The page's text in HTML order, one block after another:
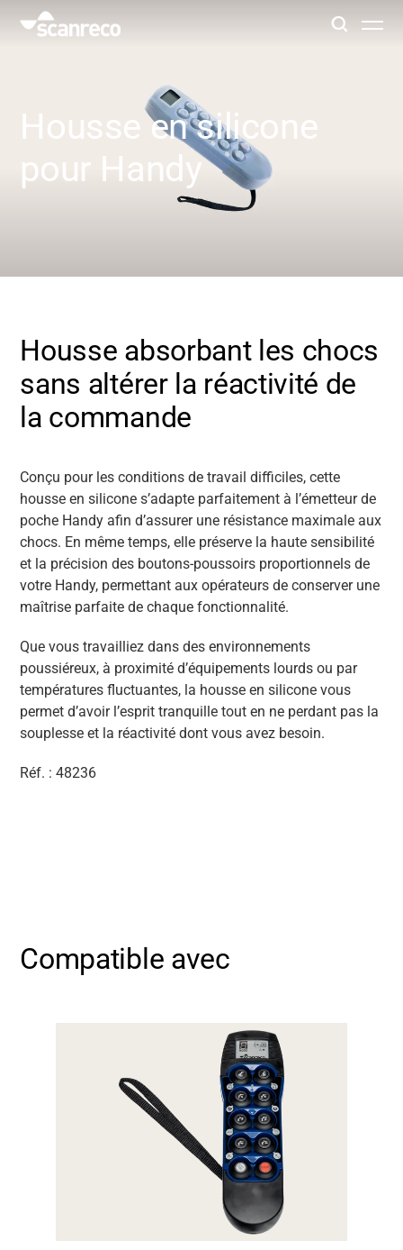
Customisation
Productivité et sécurité des opérateurs
Housse en silicone
pour Handy
Housse absorbant les chocs
sans altérer la réactivité de
la commande
Conçu pour les conditions de travaildifficiles, cette
housse en silicone s’adapte parfaitement à l’émetteur de
poche Handy afin d’assurer une résistance maximale aux
chocs. En même temps, elle préserve la haute sensibilité
et la précision des boutons-poussoirs proportionnels de
votre Handy, permettant aux opérateurs deconserver une
maîtrise parfaite de chaque fonctionnalité.
Quevous travailliez dans des environnements
poussiéreux, à proximité d’équipements lourds ou par
températures fluctuantes, la housse en silicone vous
permet d’avoir l’esprit tranquille tout en ne perdant pas la
souplesse et la réactivité dont vous avez besoin.
Réf. : 48236
Compatible avec